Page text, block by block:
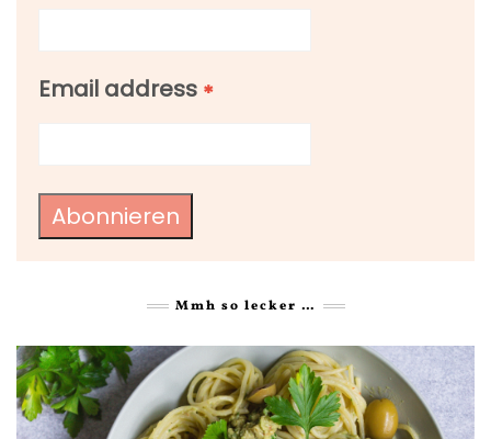
Email address *
Abonnieren
Mmh so lecker …